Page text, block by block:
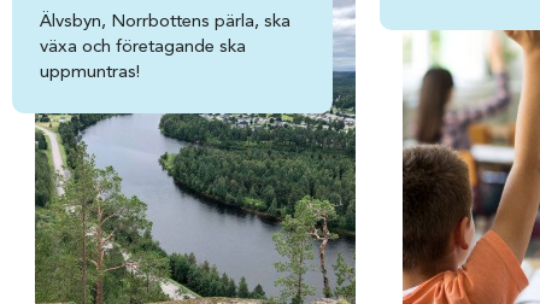
Älvsbyn, Norrbottens pärla, ska
växa och företagande ska
uppmuntras!